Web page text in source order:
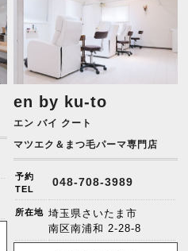
en by ku-to
エン バイ クート
マツエク＆まつ毛パーマ専門店
予約
TEL
048-708-3989
所在地 埼玉県さいたま市
南区南浦和 2-28-8